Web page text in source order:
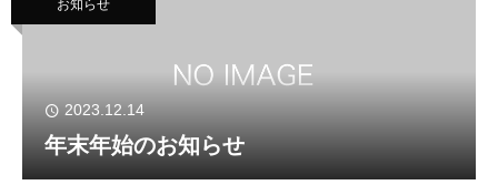
お知らせ
2023.12.14
年末年始のお知らせ